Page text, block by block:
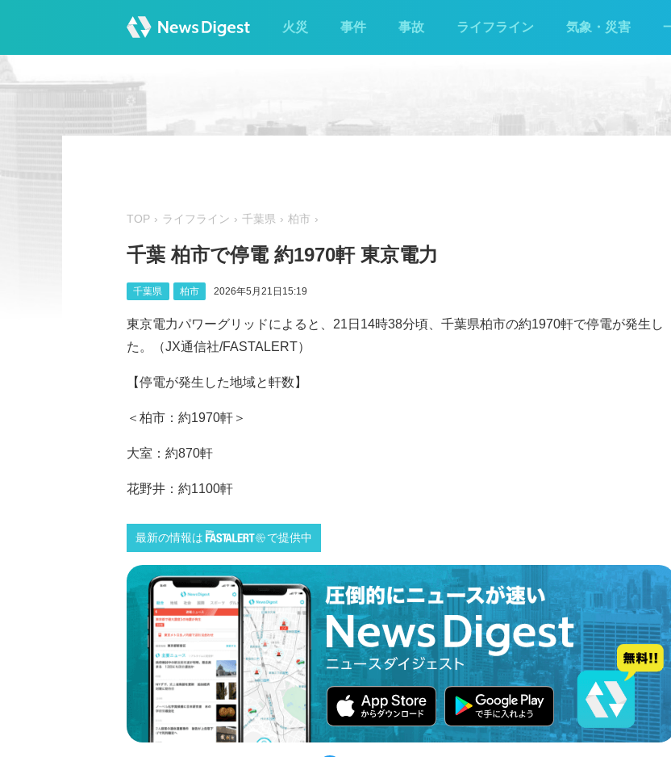
火災 事件 事故 ライフライン 気象・災害
TOP ライフライン 千葉県 柏市
千葉 柏市で停電 約1970軒 東京電力
千葉県 柏市 2026年5月21日15:19
東京電力パワーグリッドによると、21日14時38分頃、千葉県柏市の約1970軒で停電が発生し
た。（JX通信社/FASTALERT）
【停電が発生した地域と軒数】
＜柏市：約1970軒＞
大室：約870軒
花野井：約1100軒
最新の情報は で提供中